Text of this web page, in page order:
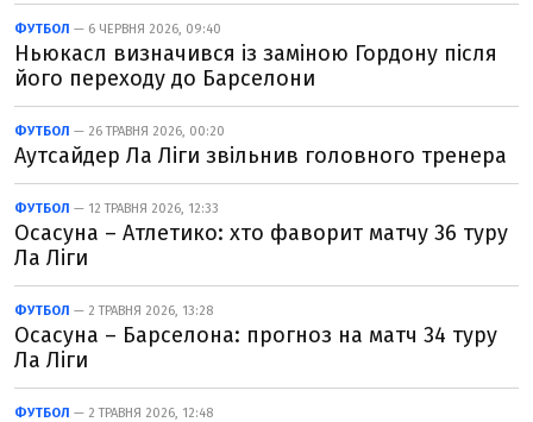
ФУТБОЛ — 6 ЧЕРВНЯ 2026, 09:40
Ньюкасл визначився із заміною Гордону після
його переходу до Барселони
ФУТБОЛ — 26 ТРАВНЯ 2026, 00:20
Аутсайдер Ла Ліги звільнив головного тренера
ФУТБОЛ — 12 ТРАВНЯ 2026, 12:33
Осасуна – Атлетико: хто фаворит матчу 36 туру
Ла Ліги
ФУТБОЛ — 2 ТРАВНЯ 2026, 13:28
Осасуна – Барселона: прогноз на матч 34 туру
Ла Ліги
ФУТБОЛ — 2 ТРАВНЯ 2026, 12:48